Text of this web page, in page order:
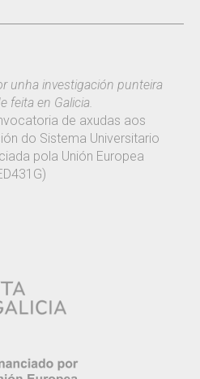
unha investigación punteira
feita en Galicia.
de axudas aos
do Sistema Universitario
pola Unión Europea